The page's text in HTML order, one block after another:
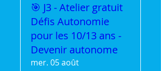
🎯 J3 - Atelier gratuit
Défis Autonomie
pour les 10/13 ans -
Devenir autonome
mer. 05 août